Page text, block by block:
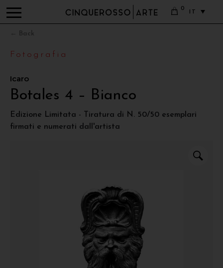
0
IT
Fotografia
Icaro
Botales 4 – Bianco
Edizione Limitata - Tiratura di N. 50/50 esemplari
firmati e numerati dall'artista